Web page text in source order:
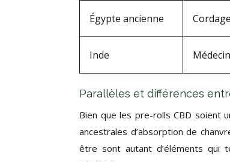
Égypte ancienne
Inde
Parallèles et différences
Bien que les pre-rolls CBD soient
ancestrales d’absorption de
être sont autant d’éléments qui